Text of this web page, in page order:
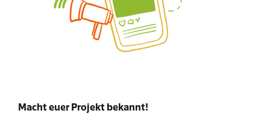
Macht euer Projekt bekannt!